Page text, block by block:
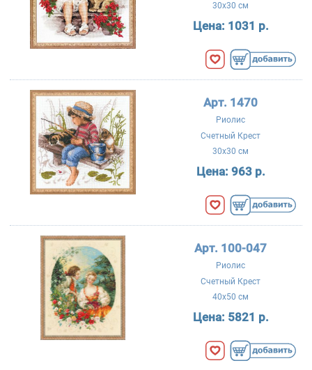
30x30 см
Цена: 1031 р.
Арт. 1470
Риолис
Счетный Крест
30x30 см
Цена: 963 р.
Арт. 100-047
Риолис
Счетный Крест
40x50 см
Цена: 5821 р.